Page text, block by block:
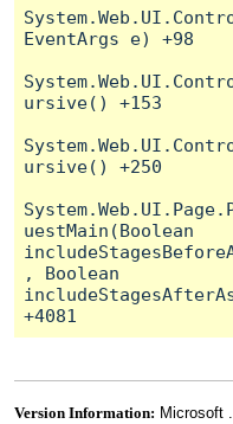
EventArgs e) +98
ursive() +153
ursive() +250
uestMain(Boolean
, Boolean
Version Information: Microsoft